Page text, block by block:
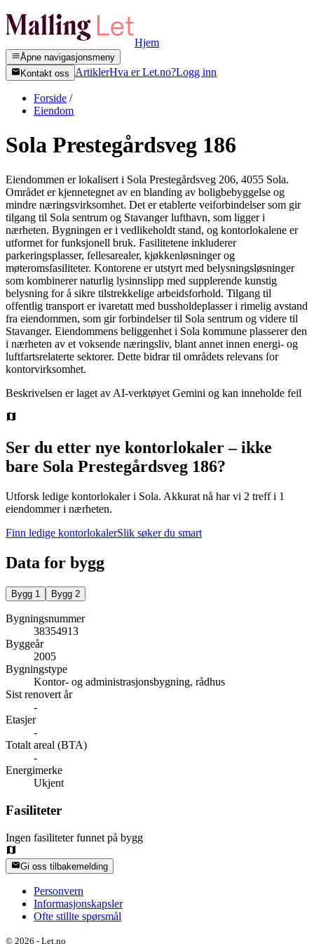
Hjem
Åpne navigasjonsmeny
Kontakt oss
ArtiklerHva er Let.no?Logg inn
Forside /
Eiendom
Sola Prestegårdsveg 186
Eiendommen er lokalisert i Sola Prestegårdsveg 206, 4055 Sola.
Området er kjennetegnet av en blanding av boligbebyggelse og
mindre næringsvirksomhet. Det er etablerte veiforbindelser som gir
tilgang til Sola sentrum og Stavanger lufthavn, som ligger i
nærheten. Bygningen er i vedlikeholdt stand, og kontorlokalene er
utformet for funksjonell bruk. Fasilitetene inkluderer
parkeringsplasser, fellesarealer, kjøkkenløsninger og
møteromsfasiliteter. Kontorene er utstyrt med belysningsløsninger
som kombinerer naturlig lysinnslipp med supplerende kunstig
belysning for å sikre tilstrekkelige arbeidsforhold. Tilgang til
offentlig transport er ivaretatt med bussholdeplasser i rimelig avstand
fra eiendommen, som gir forbindelser til Sola sentrum og videre til
Stavanger. Eiendommens beliggenhet i Sola kommune plasserer den
i nærheten av et voksende næringsliv, blant annet innen energi- og
luftfartsrelaterte sektorer. Dette bidrar til områdets relevans for
kontorvirksomhet.
Beskrivelsen er laget av AI-verktøyet Gemini og kan inneholde feil
Ser du etter nye kontorlokaler – ikke
bare Sola Prestegårdsveg 186?
Utforsk ledige kontorlokaler i Sola. Akkurat nå har vi 2 treff i 1
eiendommer i nærheten.
Finn ledige kontorlokalerSlik søker du smart
Data for bygg
Bygg 1 Bygg 2
Bygningsnummer
38354913
Byggeår
2005
Bygningstype
Kontor- og administrasjonsbygning, rådhus
Sist renovert år
-
Etasjer
-
Totalt areal (BTA)
-
Energimerke
Ukjent
Fasiliteter
Ingen fasiliteter funnet på bygg
Gi oss tilbakemelding
Personvern
Informasjonskapsler
Ofte stillte spørsmål
© 2026 - Let.no